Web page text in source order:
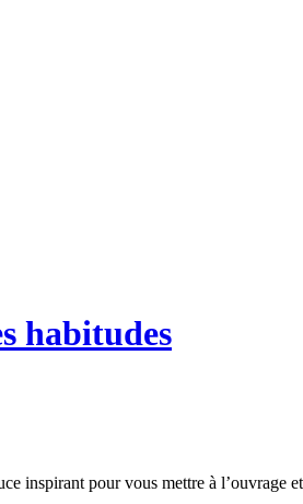
habitudes
inspirant pour vous mettre à l’ouvrage